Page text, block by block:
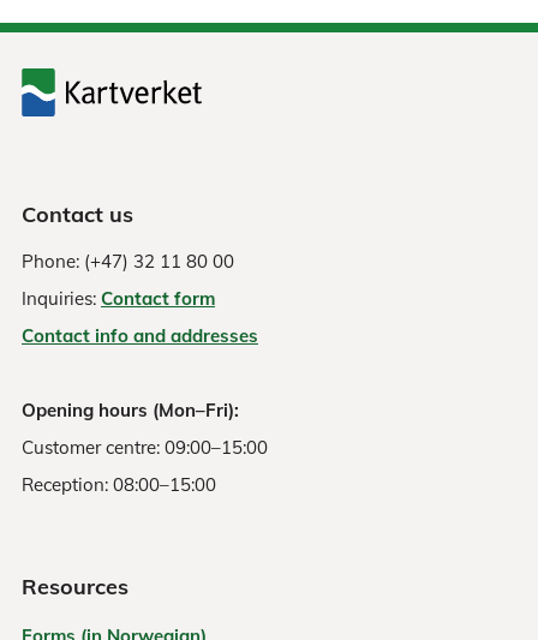
Contact us
Phone: (+47) 32 11 80 00
Inquiries: Contact form
Contact info and addresses
Opening hours (Mon–Fri):
Customer centre: 09:00–15:00
Reception: 08:00–15:00
Resources